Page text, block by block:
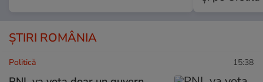
ȘTIRI ROMÂNIA
Politică 15:38